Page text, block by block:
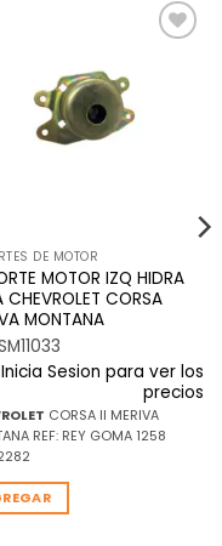
DE MOTOR
MOTOR IZQ HIDRA
CHEVROLET CORSA
MONTANA
Inicia Sesion para ver los
precios
CORSA II MERIVA
REF: REY GOMA 1258